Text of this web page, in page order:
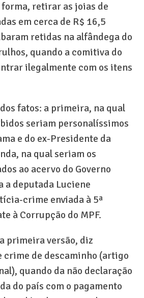
retirar as joias de
em cerca de R$ 16,5
retidas na alfândega do
quando a comitiva do
ilegalmente com os itens
fatos: a primeira, na qual
seriam personalíssimos
e do ex-Presidente da
na qual seriam os
ao acervo do Governo
a deputada Luciene
crime enviada à 5ª
à Corrupção do MPF.
primeira versão, diz
crime de descaminho (artigo
quando da não declaração
do país com o pagamento